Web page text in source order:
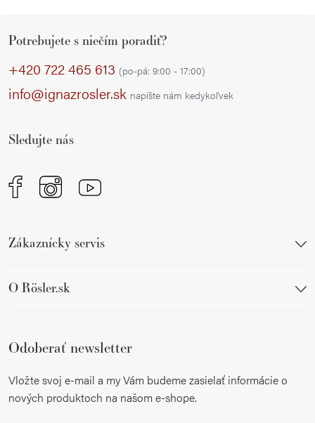
Potrebujete s niečím poradiť?
+420 722 465 613 (po-pá: 9:00 - 17:00)
info@ignazrosler.sk napíšte nám kedykoľvek
Sledujte nás
Zákaznícky servis
O Rösler.sk
Odoberať newsletter
Vložte svoj e-mail a my Vám budeme zasielať informácie o
nových produktoch na našom e-shope.